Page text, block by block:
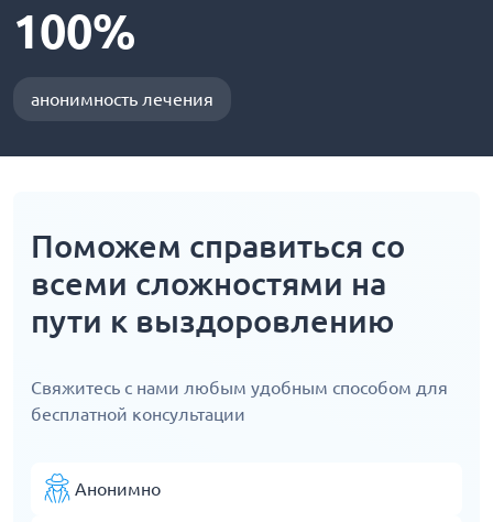
100%
анонимность лечения
Поможем справиться со
всеми сложностями на
пути к выздоровлению
Свяжитесь с нами любым удобным способом для
бесплатной консультации
Анонимно